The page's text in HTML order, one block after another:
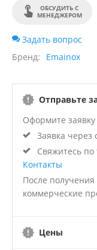
ОБСУДИТЬ С
МЕНЕДЖЕРОМ
Задать вопрос
Бренд
Emainox
Отправьте
Оформите
Заявка через
Свяжитесь по
Контакты
После
коммерческие
Цены